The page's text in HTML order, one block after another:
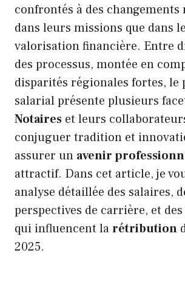
confrontés à des
dans leurs missions que dans
valorisation financière. Entre
des processus, montée en
disparités régionales fortes, le
salarial présente plusieurs
Notaires et leurs
conjuguer tradition et
assurer un avenir
attractif. Dans cet article, je
analyse détaillée des salaires,
perspectives de carrière, et
qui influencent larétribution
2025.